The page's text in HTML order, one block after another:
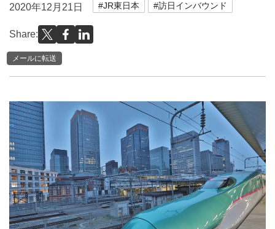
2020年12月21日 #JR東日本 #訪日インバウンド
Share:
メールに転送